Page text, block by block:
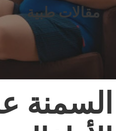
مقالات طبية
السمنة